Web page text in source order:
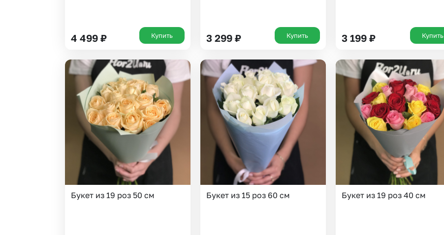
Выберите город доставки
Или выберите из популярных
Москва и МО
Санкт-Петербург
Нижний Новгород
Самара
4 499 ₽ Купить 3 299 ₽ Купить 3 199 ₽ Купить
Букет из 19 роз 50 см Букет из 15 роз 60 см Букет из 19 роз 40 см